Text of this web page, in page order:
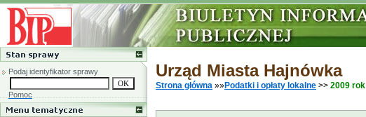
Podaj identyfikator sprawy
Pomoc
Urząd Miasta Hajnówka
Strona główna »»Podatki i opłaty lokalne >> 2009 rok